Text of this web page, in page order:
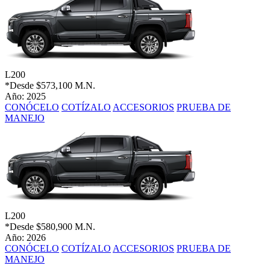
L200
*Desde $573,100 M.N.
Año: 2025
CONÓCELO COTÍZALO ACCESORIOS PRUEBA DE
MANEJO
L200
*Desde $580,900 M.N.
Año: 2026
CONÓCELO COTÍZALO ACCESORIOS PRUEBA DE
MANEJO